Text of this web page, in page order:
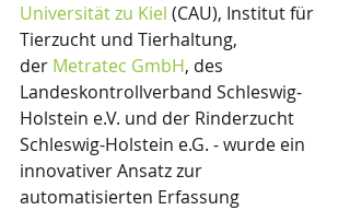
Universität zu Kiel (CAU), Institut für
Tierzucht und Tierhaltung,
der Metratec GmbH, des
Landeskontrollverband Schleswig-
Holstein e.V. und der Rinderzucht
Schleswig-Holstein e.G. - wurde ein
innovativer Ansatz zur
automatisierten Erfassung